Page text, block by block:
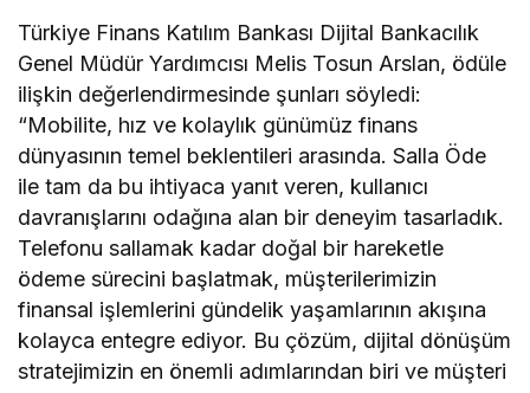
Türkiye Finans Katılım Bankası Dijital Bankacılık
Genel Müdür Yardımcısı Melis Tosun Arslan, ödüle
ilişkin değerlendirmesinde şunları söyledi:
“Mobilite, hız ve kolaylık günümüz finans
dünyasının temel beklentileri arasında. Salla Öde
ile tam da bu ihtiyaca yanıt veren, kullanıcı
davranışlarını odağına alan bir deneyim tasarladık.
Telefonu sallamak kadar doğal bir hareketle
ödeme sürecini başlatmak, müşterilerimizin
finansal işlemlerini gündelik yaşamlarının akışına
kolayca entegre ediyor. Bu çözüm, dijital dönüşüm
stratejimizin en önemli adımlarından biri ve müşteri